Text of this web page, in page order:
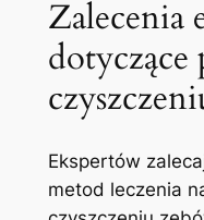
Zalecenia
Ekspertów
‍metod leczenia